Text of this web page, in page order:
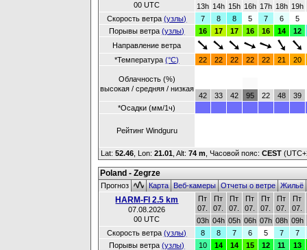
00 UTC
13h 14h 15h 16h 17h 18h 19h
Скорость ветра(узлы) 7 8 8 5 7 6
5
Порывы ветра(узлы) 16 17 17 16 16 14
12
Направление ветра
*Температура(°C) 22 22 22 22 22 21 20
Облачность (%)
высокая / средняя / низкая
42
33 42 95 22 48
39
*Осадки (мм/1ч)
Рейтинг Windguru
Lat: 52.46 , Lon: 21.01 Alt: 74 m , Часовой пояс: CEST
Poland - Zegrze
Прогноз КартаВеб-камерыОтчеты о ветреЖильё
HARM-FI 2.5 km
07.08.2026
00 UTC
Пт
07.
Пт
07.
Пт
07.
Пт
07.
Пт
07.
Пт
07.
Пт
07.
03h 04h 05h 06h 07h 08h 09h
Скорость ветра(узлы) 8 8 7 6 5 7
7
Порывы ветра(узлы) 10 14 14 15 12 11
13